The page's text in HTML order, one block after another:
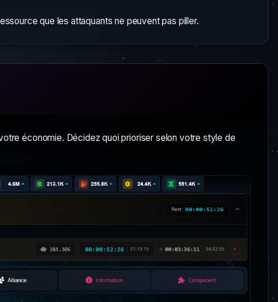
que les attaquants ne peuvent pas piller.
économie. Décidez quoi prioriser selon votre style de